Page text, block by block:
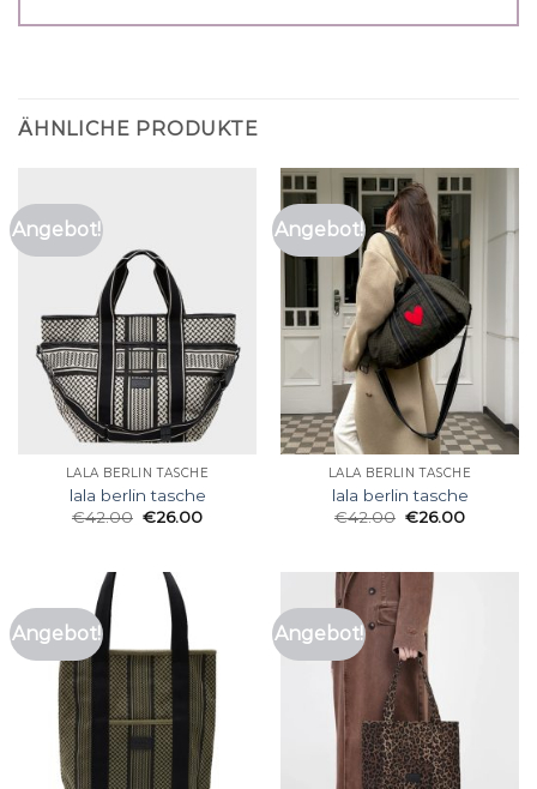
ÄHNLICHE PRODUKTE
Angebot!
LALA BERLIN TASCHE
lala berlin tasche
€42.00 €26.00
Angebot!
LALA BERLIN TASCHE
lala berlin tasche
€42.00 €26.00
Angebot! Angebot!